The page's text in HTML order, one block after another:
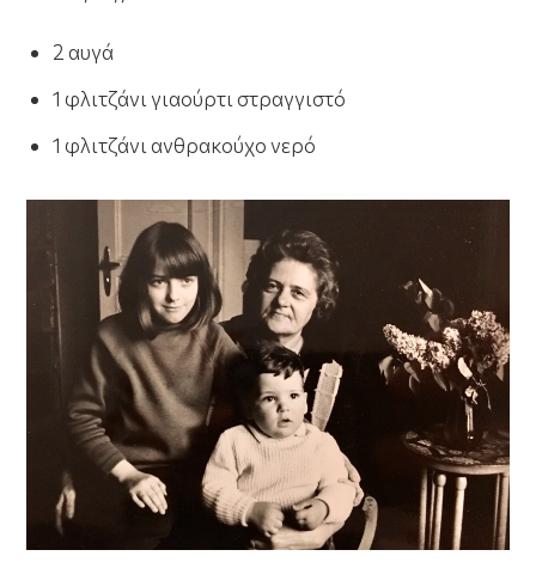
2 αυγά
1 φλιτζάνι γιαούρτι στραγγιστό
1 φλιτζάνι ανθρακούχο νερό